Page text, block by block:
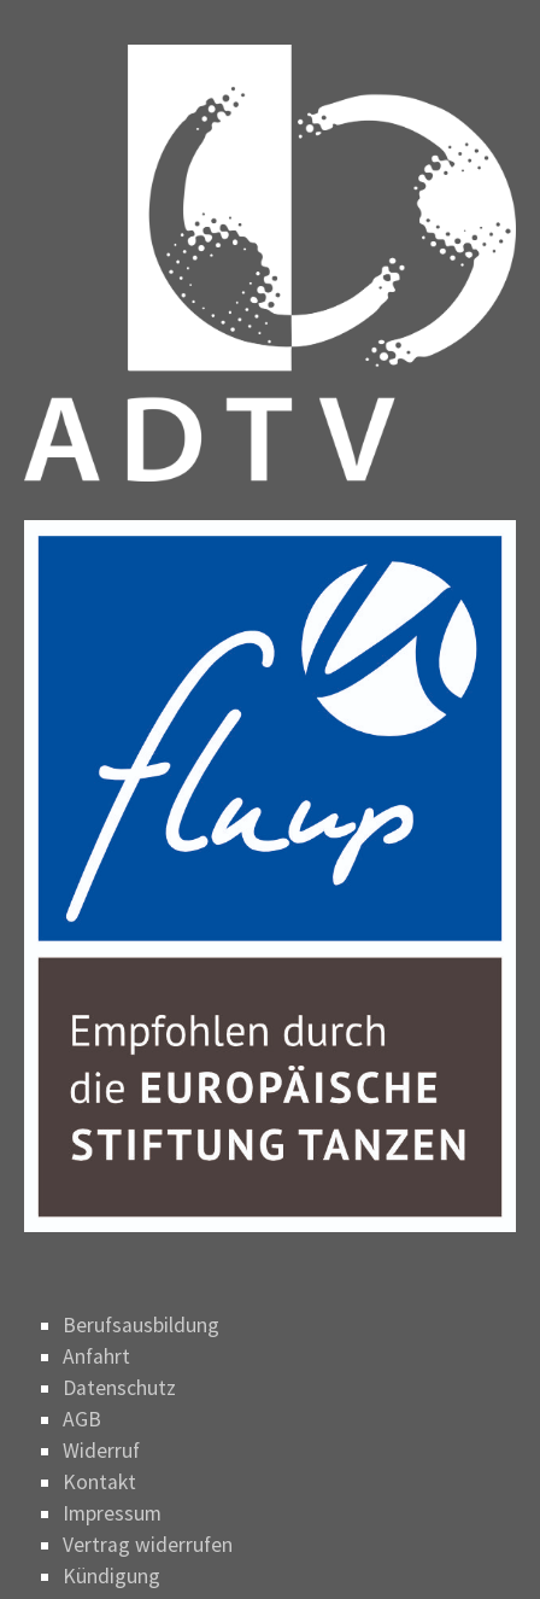
Berufsausbildung
Anfahrt
Datenschutz
AGB
Widerruf
Kontakt
Impressum
Vertrag widerrufen
Kündigung